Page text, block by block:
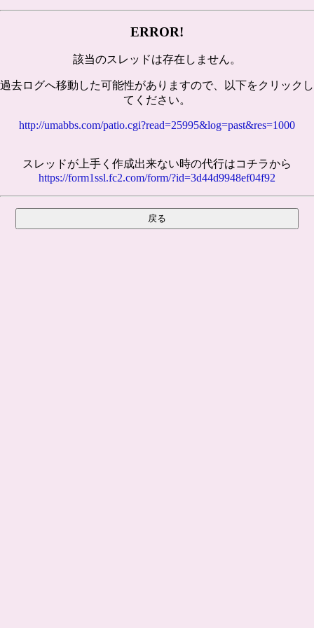
ERROR!
該当のスレッドは存在しません。
過去ログへ移動した可能性がありますので、以下をクリックし
てください。
http://umabbs.com/patio.cgi?read=25995&log=past&res=1000
スレッドが上手く作成出来ない時の代行はコチラから
https://form1ssl.fc2.com/form/?id=3d44d9948ef04f92